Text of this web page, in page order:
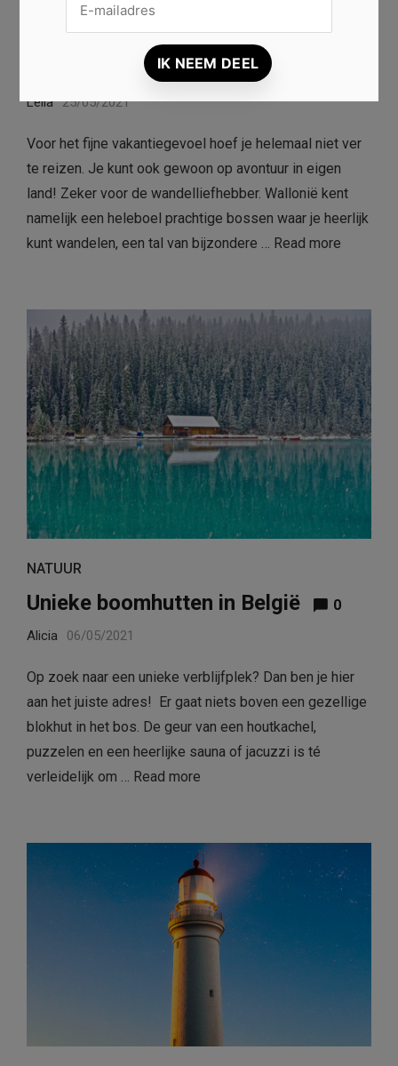
NATUUR
Wandelen in Wallonië: de 3 mooiste
vertrekpunten
0
Leila 25/05/2021
Voor het fijne vakantiegevoel hoef je helemaal niet ver
te reizen. Je kunt ook gewoon op avontuur in eigen
land! Zeker voor de wandelliefhebber. Wallonië kent
namelijk een heleboel prachtige bossen waar je heerlijk
kunt wandelen, een tal van bijzondere … Read more
NATUUR
Unieke boomhutten in België 0
Alicia 06/05/2021
Op zoek naar een unieke verblijfplek? Dan ben je hier
aan het juiste adres! Er gaat niets boven een gezellige
blokhut in het bos. De geur van een houtkachel,
puzzelen en een heerlijke sauna of jacuzzi is té
verleidelijk om … Read more